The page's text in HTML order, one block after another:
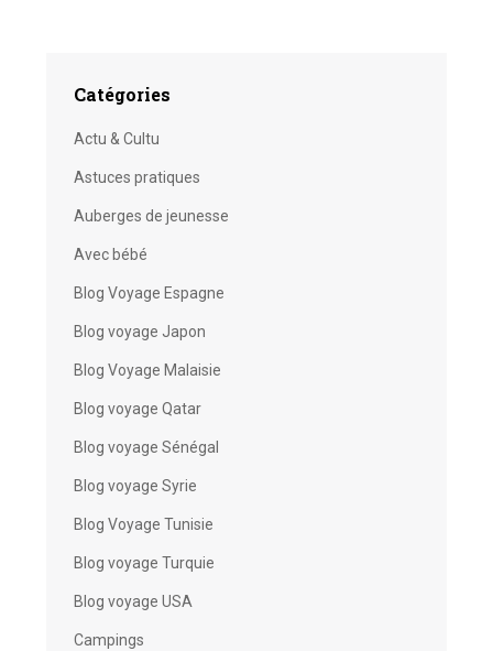
Catégories
Actu & Cultu
Astuces pratiques
Auberges de jeunesse
Avec bébé
Blog Voyage Espagne
Blog voyage Japon
Blog Voyage Malaisie
Blog voyage Qatar
Blog voyage Sénégal
Blog voyage Syrie
Blog Voyage Tunisie
Blog voyage Turquie
Blog voyage USA
Campings